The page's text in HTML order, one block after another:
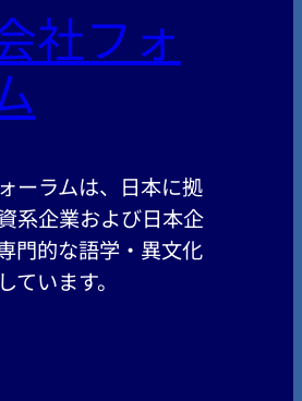
社フォ
ーラムは、日本に拠
系企業および日本企
門的な語学・異文化
ています。